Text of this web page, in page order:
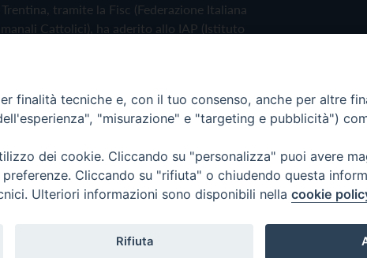
tramite la Fisc (Federazione Italiana
Cattolici), ha aderito allo IAP (Istituto
Policy Cookie Policy
Editrice
finalità tecniche e, con il tuo consenso, anche per altre
"misurazione" e "targeting e pubblicità")
dei cookie. Cliccando su "personalizza" puoi avere
Cliccando su "rifiuta" o chiudendo questa
Ulteriori informazioni sono disponibili nella cookie
Rifiuta